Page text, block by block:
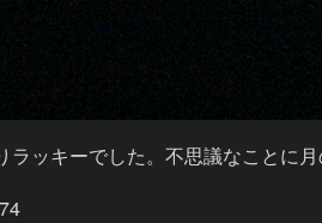
ッキーでした。不思議なことに